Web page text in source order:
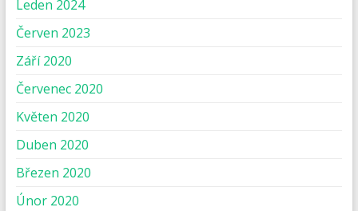
Leden 2024
Červen 2023
Září 2020
Červenec 2020
Květen 2020
Duben 2020
Březen 2020
Únor 2020